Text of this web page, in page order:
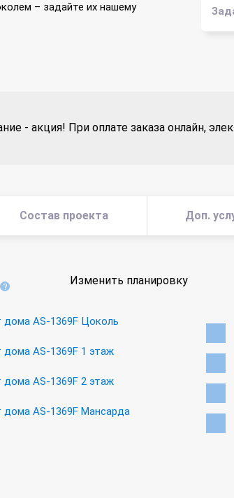
– задайте их нашему
- акция! При оплате заказа онлайн,
Состав проекта Доп.
Изменить планировку